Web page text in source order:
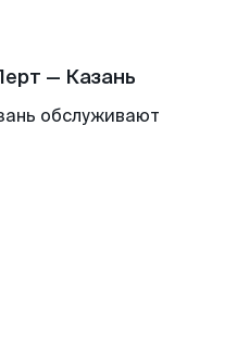
— Казань
обслуживают